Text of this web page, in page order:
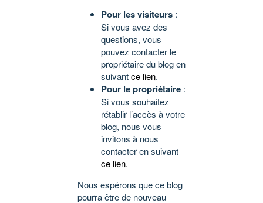
Pour les visiteurs :
Si vous avez des
questions, vous
pouvez contacter le
propriétaire du blog en
suivantce lien.
Pour le propriétaire :
Si vous souhaitez
rétablir l’accès à votre
blog, nous vous
invitons à nous
contacter en suivant
ce lien.
Nous espérons que ce blog
pourra être de nouveau